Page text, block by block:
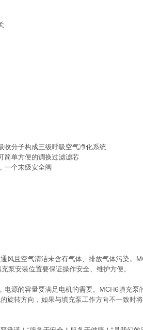
收分子构成三级呼吸空气净化系统
简单方便的调换过滤滤芯
一个末级安全阀
风且空气清洁未含有气体、排放气体污染。
泵安装位置要保证操作安全、维护方便。
电源的容量要满足电机的需要。MCH6填充
旋转方向，如果与填充泵工作方向不一致时